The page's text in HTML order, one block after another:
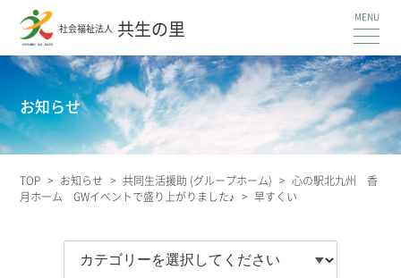
社会福祉法人 共生の里
お知らせ
TOP > お知らせ > 共同生活援助 (グループホーム) > 心の駅北九州 香
月ホーム GWイベントで盛り上がりました♪ > 早すくい